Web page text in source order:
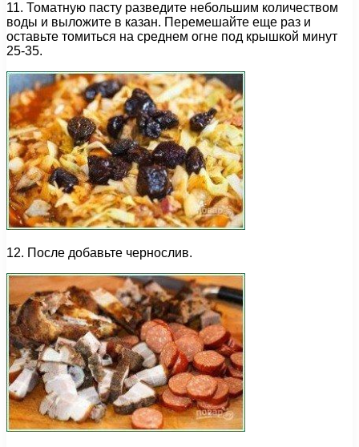
11. Томатную пасту разведите небольшим количеством
воды и выложите в казан. Перемешайте еще раз и
оставьте томиться на среднем огне под крышкой минут
25-35.
12. После добавьте чернослив.